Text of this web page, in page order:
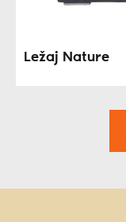
Ležaj Nature